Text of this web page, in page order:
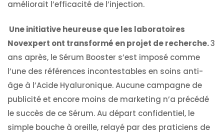
améliorait l’efficacité de l’injection.
Une initiative heureuse que les laboratoires
Novexpert ont transformé en projet de recherche.3
ans après, le Sérum Booster s’est imposé comme
l’une des références incontestables en soins anti-
âge à l’Acide Hyaluronique. Aucune campagne de
publicité et encore moins de marketing n’a précédé
le succès de ce Sérum. Au départ confidentiel, le
simple bouche à oreille, relayé par des praticiens de